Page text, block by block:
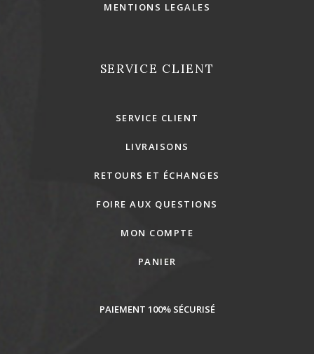
MENTIONS LEGALES
SERVICE CLIENT
SERVICE CLIENT
LIVRAISONS
RETOURS ET ÉCHANGES
FOIRE AUX QUESTIONS
MON COMPTE
PANIER
PAIEMENT 100% SÉCURISÉ